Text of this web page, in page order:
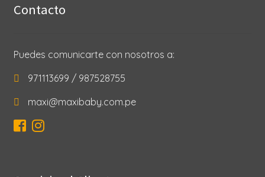
Contacto
Puedes comunicarte con nosotros a:
971113699 / 987528755
maxi@maxibaby.com.pe